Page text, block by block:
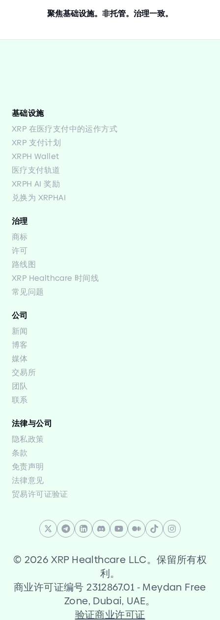
聚焦基础设施。非托管。治理一致。
基础设施
XRP 在医疗支付中的运作方式
XRP 支付计划
XRPH Wallet
医疗支付轨道
XRPH AI 奖励
兑换为 XRPHAI
治理
商标
许可
路线图
XRP Healthcare 时间线
常见问题
公司
新闻
博客
媒体
交易所
团队
联系
法律与公司
隐私政策
条款
免责声明
法律意见
贸易许可证验证
© 2026 XRP Healthcare LLC。保留所有权
利。
商业许可证编号 2312867.01 - Meydan Free
Zone, Dubai, UAE。
验证商业许可证